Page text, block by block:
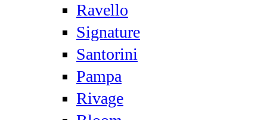
Ravello
Signature
Santorini
Pampa
Rivage